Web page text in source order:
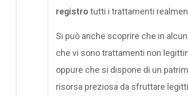
registro tutti i trattamenti
Si può anche scoprire che in
che vi sono trattamenti non
oppure che si dispone di un
risorsa preziosa da sfruttare